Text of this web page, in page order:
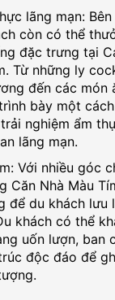
lãng mạn:
còn có thể
đặc trưng tại
Từ những ly
đến các món
bày một
nghiệm ẩm
lãng mạn.
Với nhiều góc
Căn Nhà Màu
để du khách lưu
khách có thể
uốn lượn, ban
độc đáo để